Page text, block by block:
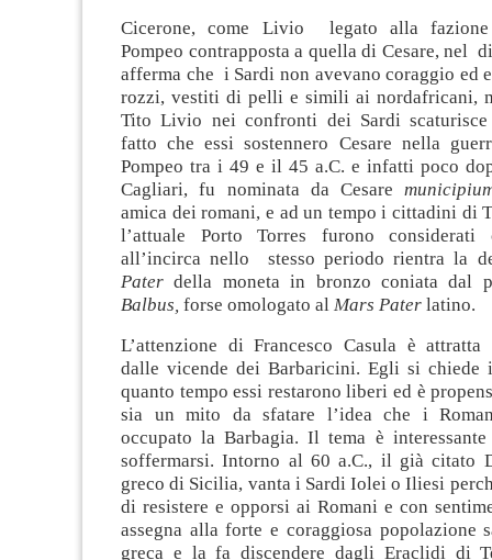
Cicerone, come Livio legato alla
Pompeo contrapposta a quella di Cesare, nel
afferma che i Sardi non avevano coraggio ed
rozzi, vestiti di pelli e simili ai nordafricani,
Tito Livio nei confronti dei Sardi
fatto che essi sostennero Cesare nella
Pompeo tra i 49 e il 45 a.C. e infatti poco
Cagliari, fu nominata da Cesare
amica dei romani, e ad un tempo i cittadini di
l’attuale Porto Torres furono considerati
all’incirca nello stesso periodo rientra la
Pater della moneta in bronzo coniata dal
Balbus, forse omologato al Mars Pater latino.
L’attenzione di Francesco Casula è attratta
dalle vicende dei Barbaricini. Egli si chiede
quanto tempo essi restarono liberi ed è
sia un mito da sfatare l’idea che i
occupato la Barbagia. Il tema è
soffermarsi. Intorno al 60 a.C., il già citato
greco di Sicilia, vanta i Sardi Iolei o Iliesi
di resistere e opporsi ai Romani e con
assegna alla forte e coraggiosa popolazione
greca e la fa discendere dagli Eraclidi di